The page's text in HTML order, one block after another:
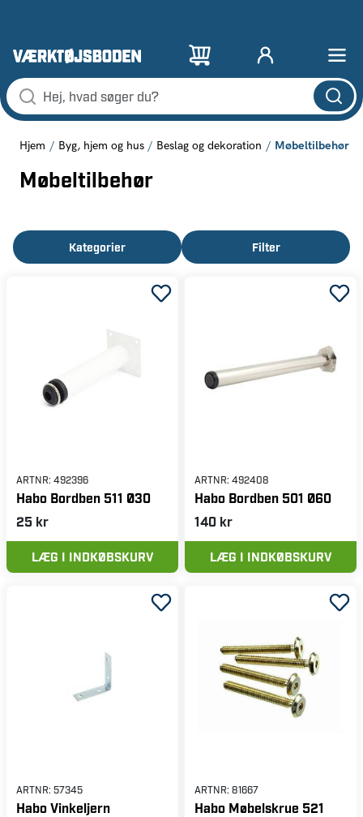
Hjem Byg, hjem og hus Beslag og dekoration Møbeltilbehør
Møbeltilbehør
Kategorier Filter
ARTNR: 492396
Habo Bordben 511 Ø30
25 kr
LÆG I INDKØBSKURV
ARTNR: 492408
Habo Bordben 501 Ø60
140 kr
LÆG I INDKØBSKURV
ARTNR: 57345
Habo Vinkeljern
ARTNR: 81667
Habo Møbelskrue 521